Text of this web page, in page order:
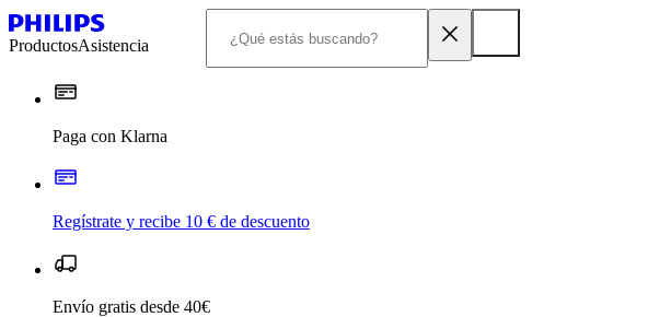
ProductosAsistencia
Paga con Klarna
Regístrate y recibe 10 € de descuento
Envío gratis desde 40€